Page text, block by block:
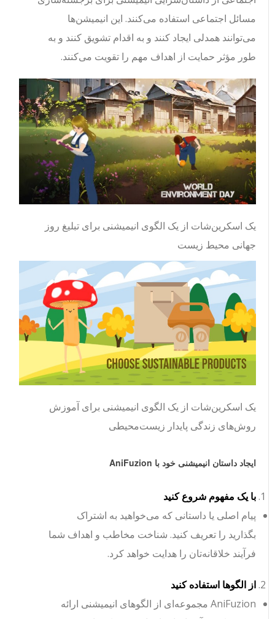
مسائل اجتماعی استفاده می‌کنند. این انیمیشن‌ها
می‌توانند همدلی ایجاد کنند و به اقدام تشویق کنند و به
طور مؤثر حمایت از اهداف مهم را تقویت می‌کنند.
یک اسکرین‌شات از یک الگوی انیمیشنی برای تبلیغ روز
جهانی محیط زیست
یک اسکرین‌شات از یک الگوی انیمیشنی برای آموزش
روش‌های زندگی پایدار زیست‌محیطی
ایجاد داستان انیمیشنی خود با AniFuzion
با یک مفهوم شروع کنید
پیام اصلی یا داستانی که می‌خواهید به اشتراک
بگذارید را تعریف کنید. شناخت مخاطب و اهداف شما
فرآیند خلاقانه‌تان را هدایت خواهد کرد.
از الگوها استفاده کنید
AniFuzion مجموعه‌ای از الگوهای انیمیشنی ارائه